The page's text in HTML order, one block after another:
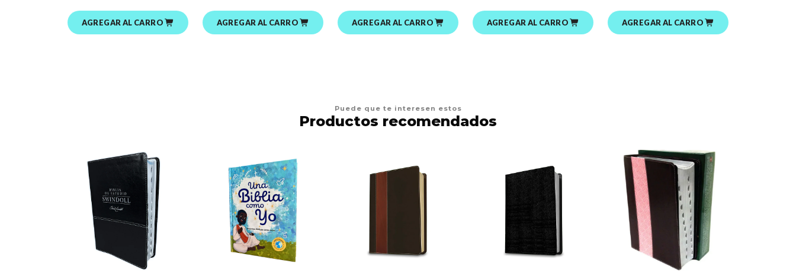
AGREGAR AL CARRO AGREGAR AL CARRO AGREGAR AL CARRO AGREGAR AL CARRO AGREGAR AL CARRO
Puede que te interesen estos
Productos recomendados